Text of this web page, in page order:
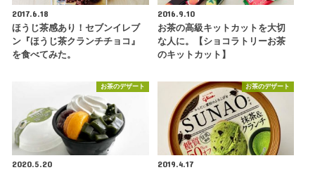
2017.6.18
ほうじ茶感あり！セブンイレブ
ン『ほうじ茶クランチチョコ』
を食べてみた。
2016.9.10
お茶の高級キットカットを大切
な人に。【ショコラトリーお茶
のキットカット】
お茶のデザート
2020.5.20
お茶のデザート
2019.4.17